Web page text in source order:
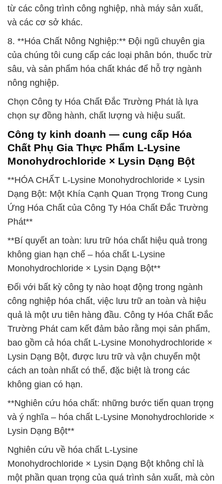
từ các công trình công nghiệp, nhà máy sản xuất,
và các cơ sở khác.
8. **Hóa Chất Nông Nghiệp:** Đội ngũ chuyên gia
của chúng tôi cung cấp các loại phân bón, thuốc trừ
sâu, và sản phẩm hóa chất khác để hỗ trợ ngành
nông nghiệp.
Chọn Công ty Hóa Chất Đắc Trường Phát là lựa
chọn sự đồng hành, chất lượng và hiệu suất.
Công ty kinh doanh — cung cấp Hóa
Chất Phụ Gia Thực Phẩm L-Lysine
Monohydrochloride × Lysin Dạng Bột
**HÓA CHẤT L-Lysine Monohydrochloride × Lysin
Dạng Bột: Một Khía Cạnh Quan Trọng Trong Cung
Ứng Hóa Chất của Công Ty Hóa Chất Đắc Trường
Phát**
**Bí quyết an toàn: lưu trữ hóa chất hiệu quả trong
không gian hạn chế – hóa chất L-Lysine
Monohydrochloride × Lysin Dạng Bột**
Đối với bất kỳ công ty nào hoạt động trong ngành
công nghiệp hóa chất, việc lưu trữ an toàn và hiệu
quả là một ưu tiên hàng đầu. Công ty Hóa Chất Đắc
Trường Phát cam kết đảm bảo rằng mọi sản phẩm,
bao gồm cả hóa chất L-Lysine Monohydrochloride ×
Lysin Dạng Bột, được lưu trữ và vận chuyển một
cách an toàn nhất có thể, đặc biệt là trong các
không gian có hạn.
**Nghiên cứu hóa chất: những bước tiến quan trọng
và ý nghĩa – hóa chất L-Lysine Monohydrochloride ×
Lysin Dạng Bột**
Nghiên cứu về hóa chất L-Lysine
Monohydrochloride × Lysin Dạng Bột không chỉ là
một phần quan trọng của quá trình sản xuất, mà còn